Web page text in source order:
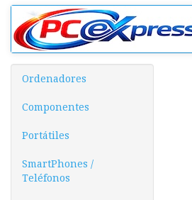
Ordenadores
Componentes
Portátiles
SmartPhones /
Teléfonos